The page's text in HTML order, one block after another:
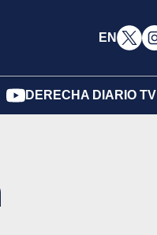
EN
DERECHA DIARIO TV